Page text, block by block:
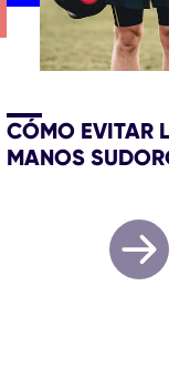
CÓMO EVITAR
MANOS